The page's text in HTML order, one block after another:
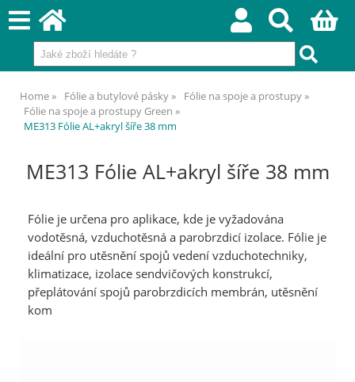
Home Fólie a butylové pásky
Fólie na spoje a prostupy
Fólie na spoje a prostupy Green
ME313 Fólie AL+akryl šíře 38 mm
ME313 Fólie AL+akryl šíře 38 mm
Fólie je určena pro aplikace, kde je vyžadována
vodotěsná, vzduchotěsná a parobrzdicí izolace. Fólie je
ideální pro utěsnění spojů vedení vzduchotechniky,
klimatizace, izolace sendvičových konstrukcí,
přeplátování spojů parobrzdicích membrán, utěsnění
kom